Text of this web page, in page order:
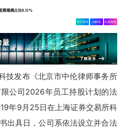
票规模占比0.31%
相关舆情 AI解读 生成海报
技发布《北京市中伦律师事务所
公司2026年员工持股计划的法
年9月25日在上海证券交易所科
出具日，公司系依法设立并合法